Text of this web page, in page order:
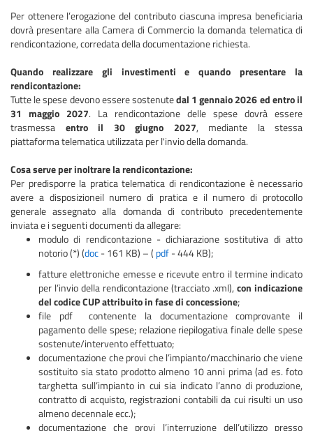
Per ottenere l’erogazione del contributo ciascuna impresa beneficiaria
dovrà presentare alla Camera di Commercio la domanda telematica di
rendicontazione, corredata della documentazione richiesta.
Quando realizzare gli investimenti e quando presentare la
rendicontazione:
Tutte le spese devono essere sostenutedal 1 gennaio 2026 ed entro il
31 maggio 2027. La rendicontazione delle spese dovrà essere
trasmessa entro il 30 giugno 2027, mediante la stessa
piattaforma telematica utilizzata per l'invio della domanda.
Cosa serve per inoltrare la rendicontazione:
Per predisporre la pratica telematica di rendicontazione è necessario
avere a disposizioneil numero di pratica e il numero di protocollo
generale assegnato alla domanda di contributo precedentemente
inviata e i seguenti documenti da allegare:
modulo di rendicontazione - dichiarazione sostitutiva di atto
notorio (*) (doc- 161 KB) – ( pdf- 444 KB);
fatture elettroniche emesse e ricevute entro il termine indicato
per l’invio della rendicontazione (tracciato .xml), con indicazione
del codice CUP attribuito in fase di concessione;
file pdf contenente la documentazione comprovante il
pagamento delle spese; relazione riepilogativa finale delle spese
sostenute/intervento effettuato;
documentazione che provi che l’impianto/macchinario che viene
sostituito sia stato prodotto almeno 10 anni prima (ad es. foto
targhetta sull’impianto in cui sia indicato l’anno di produzione,
contratto di acquisto, registrazioni contabili da cui risulti un uso
almeno decennale ecc.);
documentazione che provi l’interruzione dell’utilizzo presso